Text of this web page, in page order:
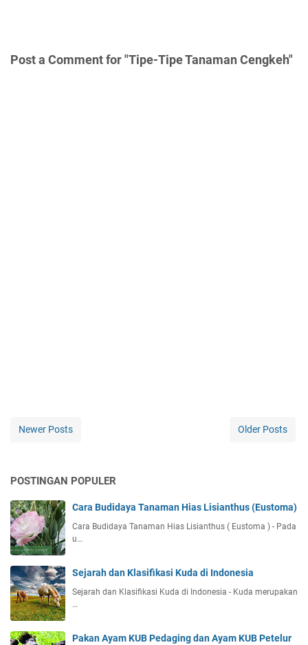
Post a Comment for "Tipe-Tipe Tanaman Cengkeh"
Newer Posts Older Posts
POSTINGAN POPULER
Cara Budidaya Tanaman Hias Lisianthus (Eustoma)
Cara Budidaya Tanaman Hias Lisianthus ( Eustoma ) - Pada
u…
Sejarah dan Klasifikasi Kuda di Indonesia
Sejarah dan Klasifikasi Kuda di Indonesia - Kuda merupakan
…
Pakan Ayam KUB Pedaging dan Ayam KUB Petelur